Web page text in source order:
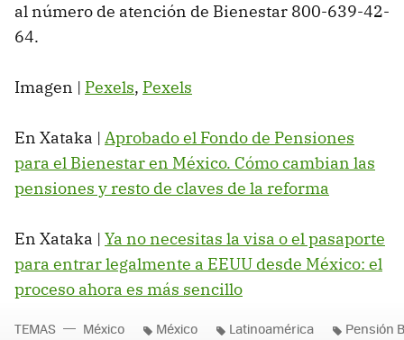
al número de atención de Bienestar 800-639-42-
64.
Imagen | Pexels, Pexels
En Xataka | Aprobado el Fondo de Pensiones
para el Bienestar en México. Cómo cambian las
pensiones y resto de claves de la reforma
En Xataka | Ya no necesitas la visa o el pasaporte
para entrar legalmente a EEUU desde México: el
proceso ahora es más sencillo
TEMAS México México Latinoamérica Pensión